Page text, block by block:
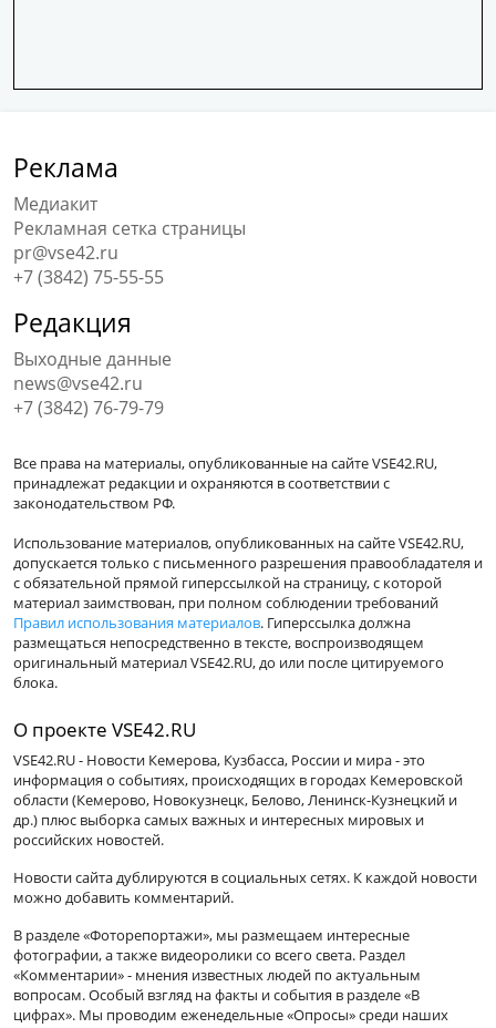
Реклама
Медиакит
Рекламная сетка страницы
pr@vse42.ru
+7 (3842) 75-55-55
Редакция
Выходные данные
news@vse42.ru
+7 (3842) 76-79-79
Все права на материалы, опубликованные на сайте VSE42.RU,
принадлежат редакции и охраняются в соответствии с
законодательством РФ.
Использование материалов, опубликованных на сайте VSE42.RU,
допускается только с письменного разрешения правообладателя и
с обязательной прямой гиперссылкой на страницу, с которой
материал заимствован, при полном соблюдении требований
Правил использования материалов. Гиперссылка должна
размещаться непосредственно в тексте, воспроизводящем
оригинальный материал VSE42.RU, до или после цитируемого
блока.
О проекте VSE42.RU
VSE42.RU - Новости Кемерова, Кузбасса, России и мира - это
информация о событиях, происходящих в городах Кемеровской
области (Кемерово, Новокузнецк, Белово, Ленинск-Кузнецкий и
др.) плюс выборка самых важных и интересных мировых и
российских новостей.
Новости сайта дублируются в социальных сетях. К каждой новости
можно добавить комментарий.
В разделе «Фоторепортажи», мы размещаем интересные
фотографии, а также видеоролики со всего света. Раздел
«Комментарии» - мнения известных людей по актуальным
вопросам. Особый взгляд на факты и события в разделе «В
цифрах». Мы проводим еженедельные «Опросы» среди наших